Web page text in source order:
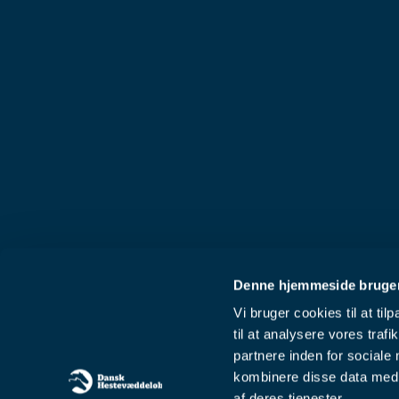
Denne hjemmeside
Vi bruger cookies til at
til at analysere vores
partnere inden for sociale
kombinere disse data